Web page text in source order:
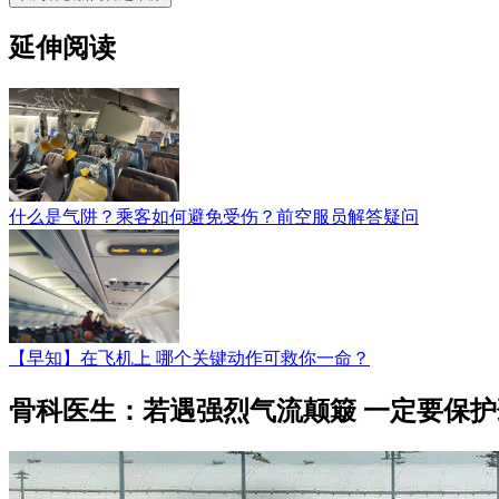
延伸阅读
什么是气阱？乘客如何避免受伤？前空服员解答疑问
【早知】在飞机上 哪个关键动作可救你一命？
骨科医生：若遇强烈气流颠簸 一定要保